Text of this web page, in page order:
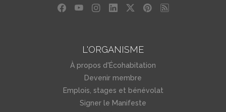
L'ORGANISME
À propos d'Écohabitation
Devenir membre
Emplois, stages et bénévolat
Signer le Manifeste